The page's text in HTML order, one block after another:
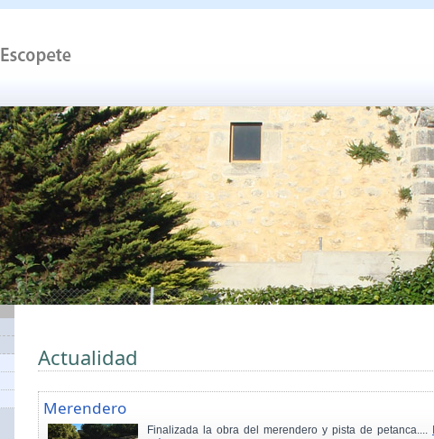
Actualidad
Merendero
Finalizada la obra del merendero y pista de petanca....